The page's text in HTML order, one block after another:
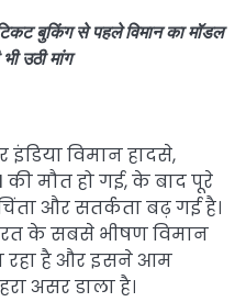
बुकिंग से पहले विमान का मॉडल
उठी मांग
विमान हादसे,
की मौत हो गई, के बाद पूरे
और सतर्कता बढ़ गई है।
के सबसे भीषण विमान
रहा है और इसने आम
असर डाला है।